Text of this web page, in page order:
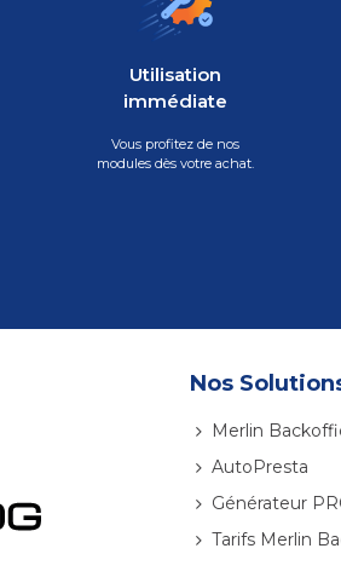
Utilisation
immédiate
Vous profitez de nos
modules dès votre achat.
Nos
Merlin
AutoPresta
Générateur
Tarifs Merlin